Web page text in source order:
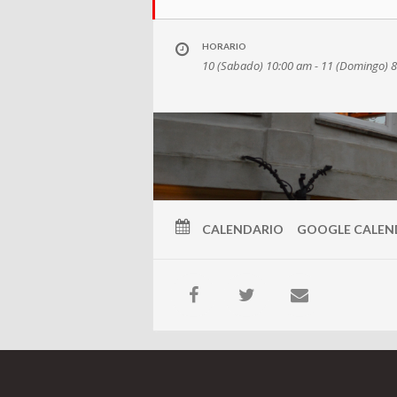
HORARIO
10 (Sabado) 10:00 am - 11 (Domingo)
CALENDARIO GOOGLE